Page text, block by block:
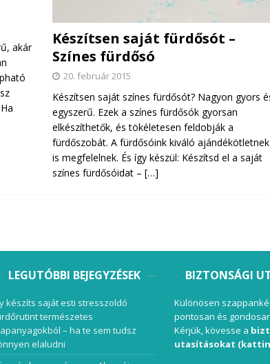
akár
Készítsen saját fürdősót –
Színes fürdősó
20. február 2015
Készítsen saját színes fürdősót? Nagyon gyors
egyszerű. Ezek a színes fürdősók gyorsan
elkészíthetők, és tökéletesen feldobják a
fürdőszobát. A fürdősóink kiváló ajándékötletnek
is megfelelnek. És így készül: Készítsd el a saját
színes fürdősóidat – […]
LEGUTÓBBI BEJEGYZÉSEK
készíts saját esti stresszoldó
természetes
– ha te sem tudsz
elaludni
BIZTONSÁGI
Különösen
pontosan és
Kérjük, kövesse a
utasításokat